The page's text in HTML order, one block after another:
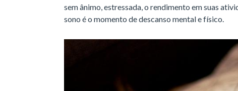
sem ânimo, estressada, o rendimento em suas
sono é o momento de descanso mental e físico.